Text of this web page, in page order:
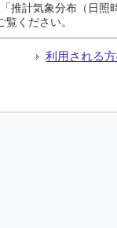
推計気象分布（日
覧ください。
利用される